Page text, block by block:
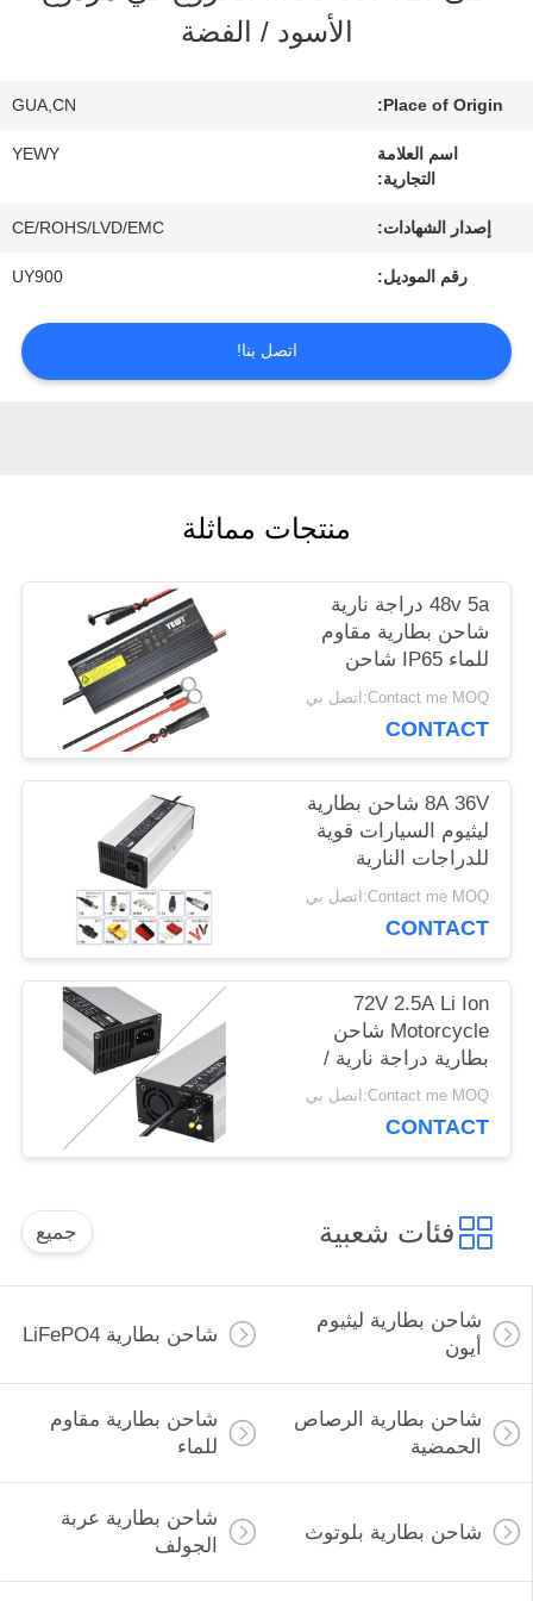
في
المعمل
رقابة
جودة
اتصل
حالات
خريطة
الموقع
PRIVACY
POLICY
الأسود / الفضة
Place of Origin:
GUA,CN
اسم العلامة
التجارية:
YEWY
إصدار الشهادات: CE/ROHS/LVD/EMC
رقم الموديل: UY900
اتصل بنا!
منتجات مماثلة
48v 5a دراجة نارية
شاحن بطارية مقاوم
للماء IP65 شاحن
الرصاص الحمضية
Contact me MOQ:اتصل بي
CONTACT
8A 36V شاحن بطارية
ليثيوم السيارات قوية
للدراجات النارية
الإلكترونية
Contact me MOQ:اتصل بي
CONTACT
72V 2.5A Li Ion
Motorcycle شاحن
بطارية دراجة نارية /
توازن الدراجة
Contact me MOQ:اتصل بي
CONTACT
فئات شعبية جميع
شاحن بطارية ليثيوم
أيون
شاحن بطارية LiFePO4
شاحن بطارية الرصاص
الحمضية
شاحن بطارية مقاوم
للماء
شاحن بطارية بلوتوث
شاحن بطارية عربة
الجولف